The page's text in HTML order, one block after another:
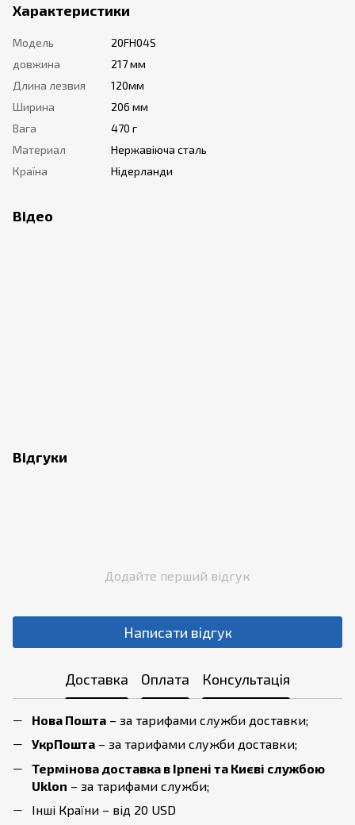
Характеристики
Модель
20FH04S
довжина
217 мм
Длина лезвия
120мм
Ширина
206 мм
Вага
470 г
Материал
Нержавіюча сталь
Країна
Нідерланди
Відео
Відгуки
Додайте перший відгук
Написати відгук
Доставка Оплата Консультація
Нова Пошта – за тарифами служби доставки;
УкрПошта – за тарифами служби доставки;
Термінова доставка в Ірпені та Києві службою
Uklon – за тарифами служби;
Інші Країни – від 20 USD